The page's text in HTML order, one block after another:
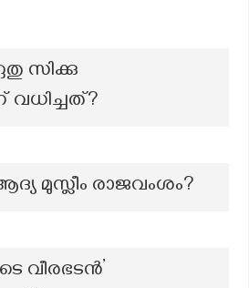
സിക്കു
മുസ്ലീം രാജവംശം?
വീരഭടൻ’